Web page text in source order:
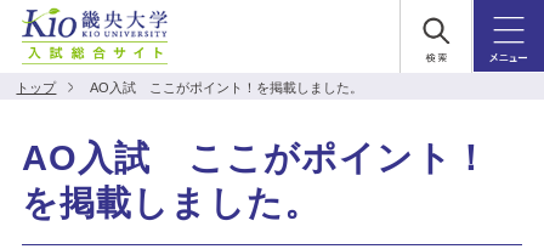
トップ AO入試 ここがポイント！を掲載しました。
AO入試 ここがポイント！
を掲載しました。